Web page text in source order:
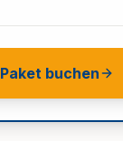
Paket buchen